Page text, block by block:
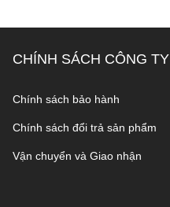
CHÍNH SÁCH CÔNG TY
Chính sách bảo hành
Chính sách đổi trả sản phẩm
Vận chuyển và Giao nhận